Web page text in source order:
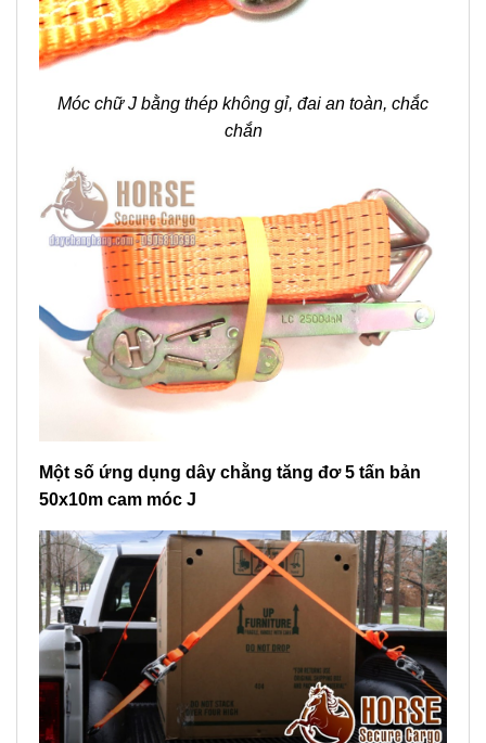
Móc chữ J bằng thép không gỉ, đai an toàn, chắc
chắn
Một số ứng dụng dây chằng tăng đơ 5 tấn bản
50x10m cam móc J